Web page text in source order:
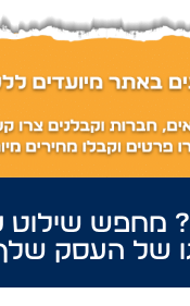
מחפש שילוט
של העסק